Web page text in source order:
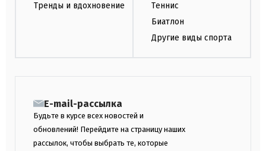
Тренды и вдохновение
Теннис
Биатлон
Другие виды спорта
E-mail-рассылка
Будьте в курсе всех новостей и
обновлений! Перейдите на страницу наших
рассылок, чтобы выбрать те, которые